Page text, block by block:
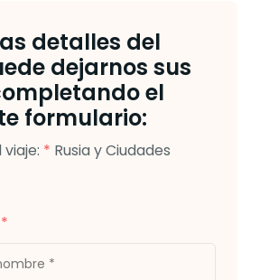
detalles del
dejarnos sus
el
formulario:
* Rusia y Ciudades
*